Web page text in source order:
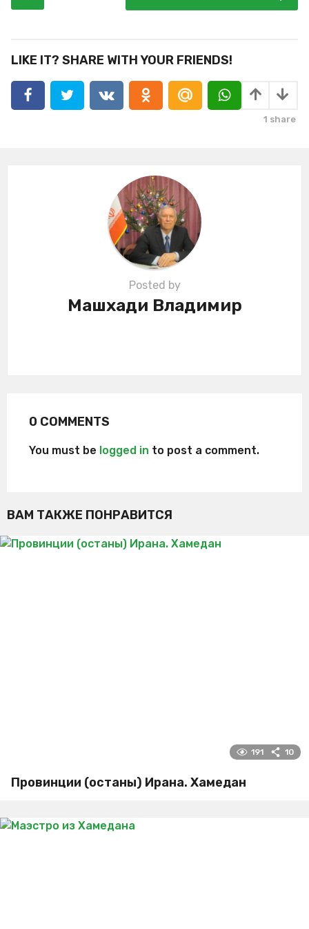
P
i
LIKE IT? SHARE WITH YOUR FRIENDS!
1 share
Posted by
Машхади Владимир
0 COMMENTS
You must be logged in to post a comment.
ВАМ ТАКЖЕ ПОНРАВИТСЯ
191 10
Провинции (останы) Ирана. Хамедан